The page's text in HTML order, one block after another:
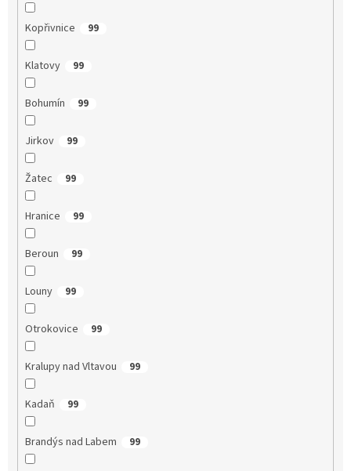
Kopřivnice 99
Klatovy 99
Bohumín 99
Jirkov 99
Žatec 99
Hranice 99
Beroun 99
Louny 99
Otrokovice 99
Kralupy nad Vltavou 99
Kadaň 99
Brandýs nad Labem 99